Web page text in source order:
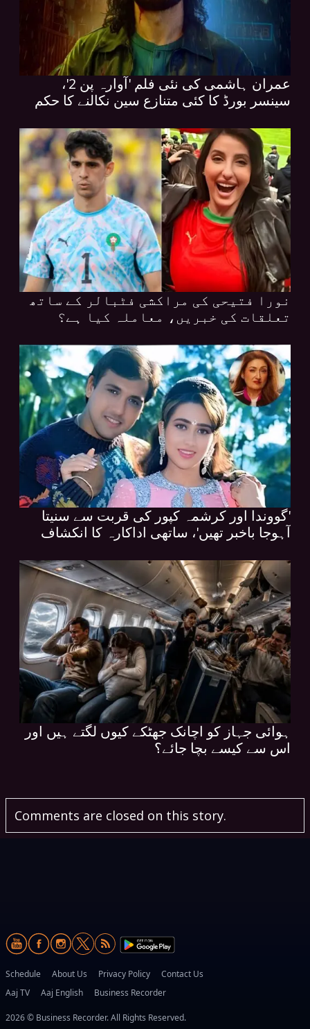
عمران ہاشمی کی نئی فلم 'آوارہ پن 2'،
سینسر بورڈ کا کئی متنازع سین نکالنے کا حکم
نورا فتیحی کی مراکشی فٹبالر کے ساتھ
تعلقات کی خبریں، معاملہ کیا ہے؟
'گووندا اور کرشمہ کپور کی قربت سے سنیتا
آہوجا باخبر تھیں'، ساتھی اداکارہ کا انکشاف
ہوائی جہاز کو اچانک جھٹکے کیوں لگتے ہیں اور
اس سے کیسے بچا جائے؟
Comments are closed on this story.
Schedule About Us Privacy Policy
Contact Us
Aaj TV
Aaj English Business Recorder
2026 © Business Recorder. All Rights Reserved.